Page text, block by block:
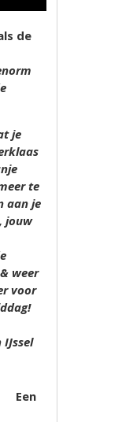
de
je
te
aan je
jouw
weer
voor
Een